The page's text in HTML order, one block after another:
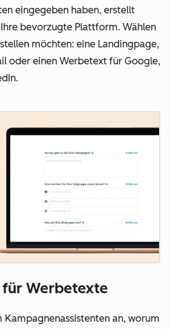
eingegeben haben, erstellt
bevorzugte Plattform. Wählen
möchten: eine Landingpage,
oder einen Werbetext für Google,
Werbetexte
Kampagnenassistenten an, worum